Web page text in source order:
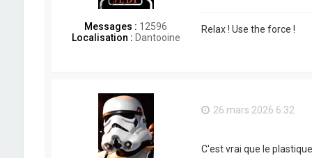
Messages : 12596
Localisation : Dantooine
Relax ! Use the force !
26 mars 2026 6:32
C'est vrai que le